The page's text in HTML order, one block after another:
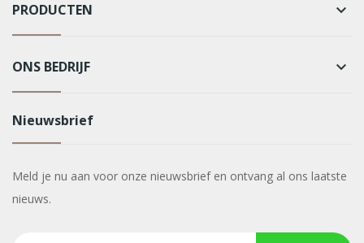
PRODUCTEN keyboard_arrow_down
ONS BEDRIJF keyboard_arrow_down
Nieuwsbrief
Meld je nu aan voor onze nieuwsbrief en ontvang al ons laatste
nieuws.